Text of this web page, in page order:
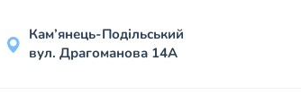
Кам’янець-Подільський
вул. Драгоманова 14А